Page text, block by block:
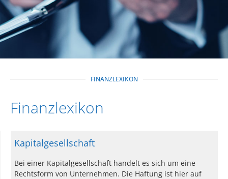
FINANZLEXIKON
Finanzlexikon
Kapitalgesellschaft
Bei einer Kapitalgesellschaft handelt es sich um eine
Rechtsform von Unternehmen. Die Haftung ist hier auf